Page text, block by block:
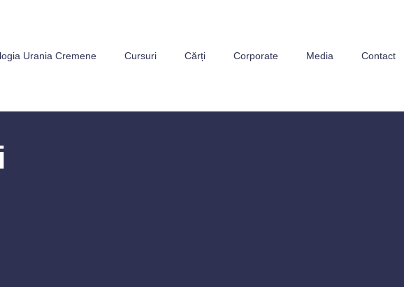
Urania Cremene Cursuri Cărți Corporate Media Contact